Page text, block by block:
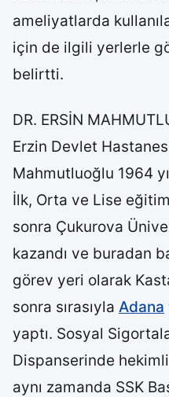
ameliyatlarda
için de ilgili yerlerle
belirtti.
DR. ERSİN
Erzin Devlet
Mahmutluoğlu 1964
İlk, Orta ve Lise
sonra Çukurova
kazandı ve buradan
görev yeri olarak
sonra sırasıyla Adana
yaptı. Sosyal
Dispanserinde
aynı zamanda SSK